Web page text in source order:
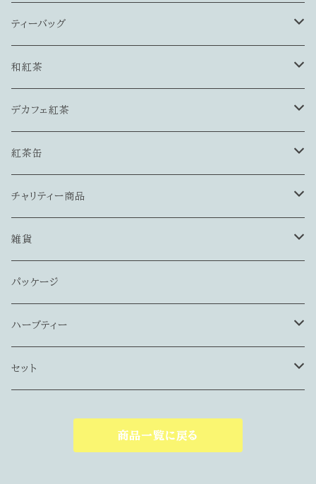
ミルクティにおすすめ
インド産
ネパール産
ストレートティーにおすすめ
インド産
ネパール産
デカフェ紅茶
ストレート・ミルクティー両方おすすめ
インド産
ネパール産
和紅茶
単一茶園
ティーバッグ
ブラックティー
ストレート向き
ミルクティー向き
フレーバードティー
フルーツ系
その他フレーバードティー
ハーブ＆紅茶
スパイスティー
和紅茶
和紅茶
静岡川根・益井園
静岡・本山茶
デカフェ紅茶
ティーバッグ
リーフティー
紅茶缶
角缶（プティ缶）
丸筒缶
チャリティー商品
ネコリパブリック様
浦和キャッツ様
雑貨
ティーコージー
包み型
かぶせ型
トートバッグ
ポストカード
パッケージ
ハーブティー
ハーブ＆スパイス
セット
商品一覧に戻る